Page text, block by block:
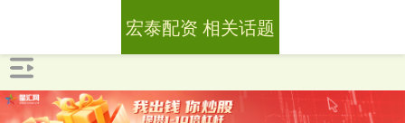
宏泰配资 相关话题